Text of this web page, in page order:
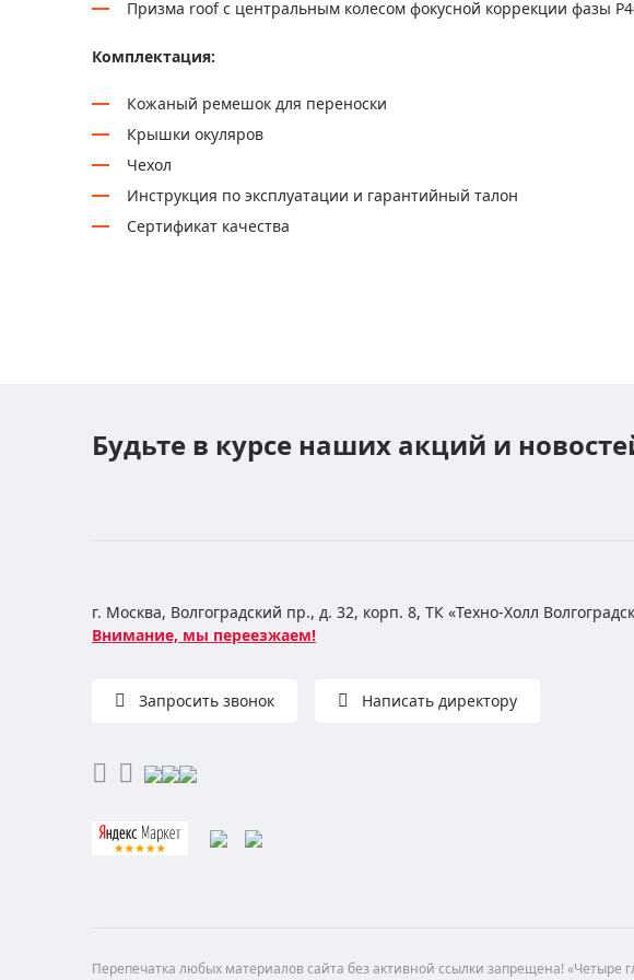
Призма roof с центральным колесом фокусной коррекции фазы
Комплектация:
Кожаный ремешок для переноски
Крышки окуляров
Чехол
Инструкция по эксплуатации и гарантийный талон
Сертификат качества
Будьте в курсе наших акций и
г. Москва, Волгоградский пр., д. 32, корп. 8, ТК «Техно-Холл
Внимание, мы переезжаем!
Запросить звонок Написать директору
Перепечатка любых материалов сайта без активной ссылки запрещена! «Четыре